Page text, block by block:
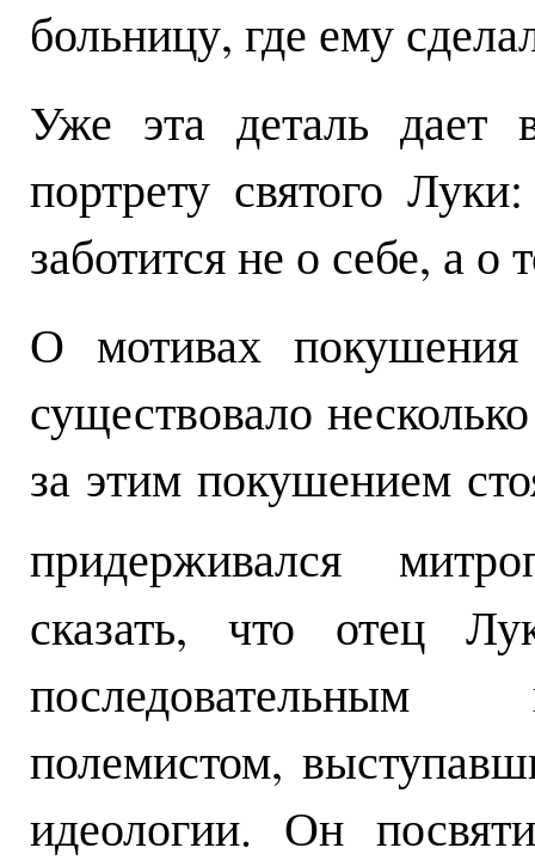
больницу, где ему
Уже эта деталь дает
портрету святого
заботится не о себе, а
О мотивах
существовало
за этим покушением
придерживался
сказать, что отец
последовательным
полемистом,
идеологии. Он